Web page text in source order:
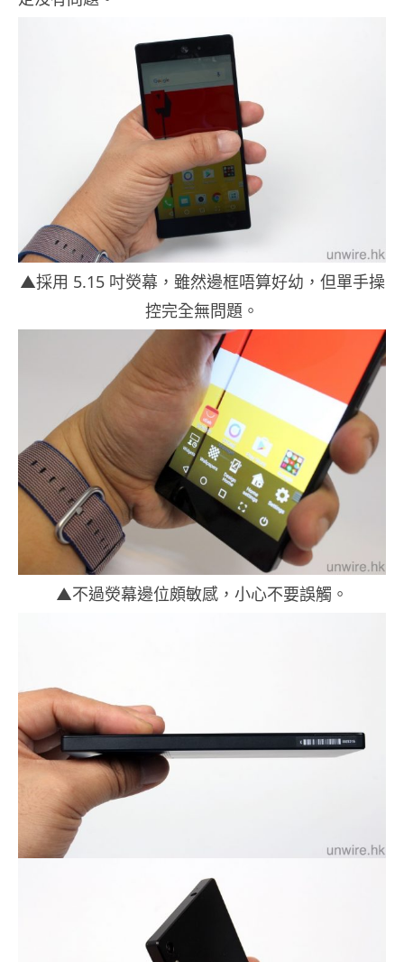
▲採用 5.15 吋熒幕，雖然邊框唔算好幼，但單手操
控完全無問題。
▲不過熒幕邊位頗敏感，小心不要誤觸。